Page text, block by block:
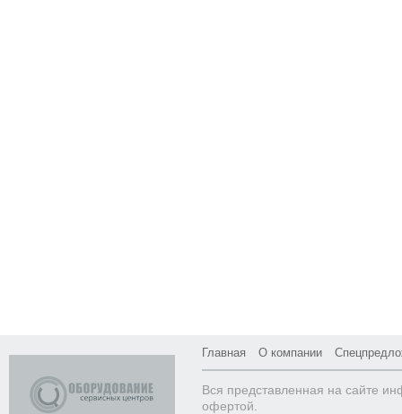
Главная О компании
Вся представленная на сайте
офертой.